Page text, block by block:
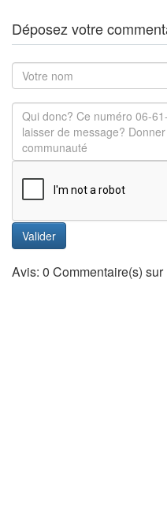
Déposez votre
Valider
Avis: 0 Commentaire(s)